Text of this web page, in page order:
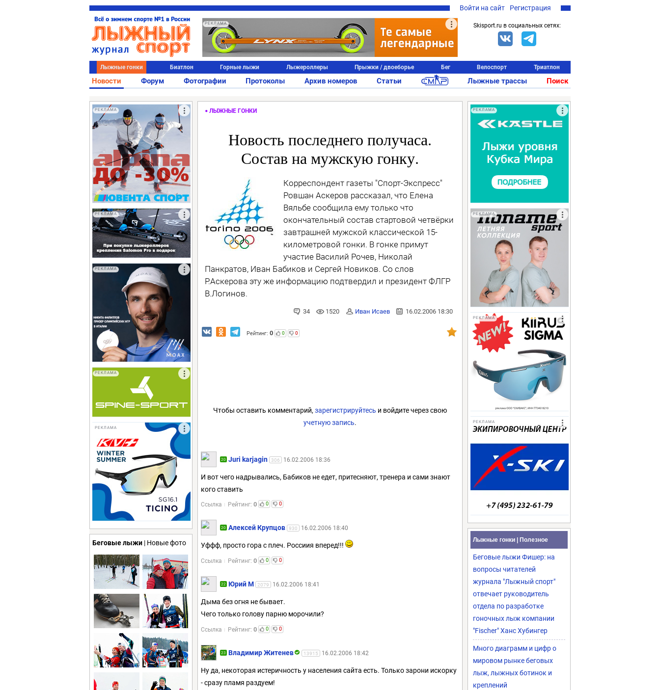
Войти на сайт Регистрация
РЕКЛАМА Skisport.ru в социальных сетях:
Лыжные гонки Биатлон Горные лыжи Лыжероллеры Прыжки / двоеборье Бег Велоспорт Триатлон
Новости Форум Фотографии Протоколы Архив номеров Статьи Лыжные трассы Поиск
РЕКЛАМА
РЕКЛАМА
РЕКЛАМА
РЕКЛАМА
РЕКЛАМА
Беговые лыжи | Новые фото
ЛЫЖНЫЕ ГОНКИ
Новость последнего получаса.
Состав на мужскую гонку.
Корреспондент газеты "Спорт-Экспресс"
Ровшан Аскеров рассказал, что Елена
Вяльбе сообщила ему только что
окончательный состав стартовой четвёрки
завтрашней мужской классической 15-
километровой гонки. В гонке примут
участие Василий Рочев, Николай
Панкратов, Иван Бабиков и Сергей Новиков. Со слов
Р.Аскерова эту же информацию подтвердил и президент ФЛГР
В.Логинов.
34 1520 Иван Исаев 16.02.2006 18:30
Рейтинг: 0 0 0
Чтобы оставить комментарий, зарегистрируйтесь и войдите через свою
учетную запись.
20 Juri karjagin 306 16.02.2006 18:36
И вот чего надрывались, Бабиков не едет, притесняют, тренера и сами знают
кого ставить
Ссылка Рейтинг: 0 0 0
20 Алексей Крупцов 930 16.02.2006 18:40
Уффф, просто гора с плеч. Россиия вперед!!!
Ссылка Рейтинг: 0 0 0
22 Юрий М 2079 16.02.2006 18:41
Дыма без огня не бывает.
Чего только голову парню морочили?
Ссылка Рейтинг: 0 0 0
23 Владимир Житенев 13915 16.02.2006 18:42
Ну да, некоторая истеричность у населения сайта есть. Только зарони искорку
- сразу пламя раздуем!
РЕКЛАМА
РЕКЛАМА
РЕКЛАМА
РЕКЛАМА
Лыжные гонки | Полезное
Беговые лыжи Фишер: на
вопросы читателей
журнала "Лыжный спорт"
отвечает руководитель
отдела по разработке
гоночных лыж компании
"Fischer" Ханс Хубингер
Много диаграмм и цифр о
мировом рынке беговых
лыж, лыжных ботинок и
креплений